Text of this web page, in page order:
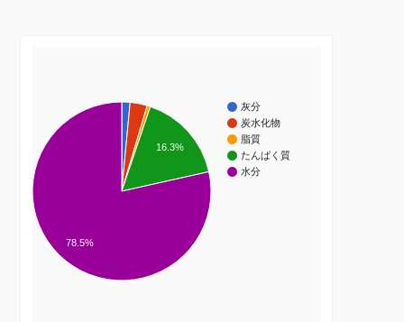
灰分
炭水化物
脂質
たんぱく質
水分
16.3%
78.5%